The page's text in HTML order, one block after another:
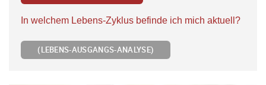
In welchem Lebens-Zyklus befinde ich mich aktuell?
(LEBENS-AUSGANGS-ANALYSE)